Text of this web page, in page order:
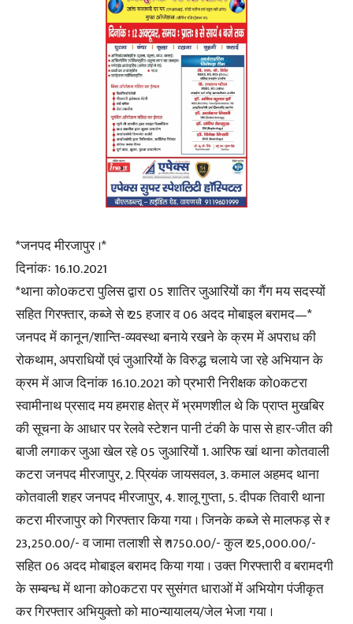
*जनपद मीरजापुर ।*
दिनांकः 16.10.2021
*थाना को0कटरा पुलिस द्वारा 05 शातिर जुआरियों का गैंग मय सदस्यों
सहित गिरफ्तार, कब्जे से ₹ 25 हजार व 06 अदद मोबाइल बरामद—*
जनपद में कानून/शान्ति-व्यवस्था बनाये रखने के क्रम में अपराध की
रोकथाम, अपराधियों एवं जुआरियों के विरुद्ध चलाये जा रहे अभियान के
क्रम में आज दिनांक 16.10.2021 को प्रभारी निरीक्षक को0कटरा
स्वामीनाथ प्रसाद मय हमराह क्षेत्र में भ्रमणशील थे कि प्राप्त मुखबिर
की सूचना के आधार पर रेलवे स्टेशन पानी टंकी के पास से हार-जीत की
बाजी लगाकर जुआ खेल रहे 05 जुआरियों 1. आरिफ खां थाना कोतवाली
कटरा जनपद मीरजापुर, 2. प्रियंक जायसवल, 3. कमाल अहमद थाना
कोतवाली शहर जनपद मीरजापुर, 4. शालू गुप्ता, 5. दीपक तिवारी थाना
कटरा मीरजापुर को गिरफ्तार किया गया । जिनके कब्जे से मालफड़ से ₹
23,250.00/- व जामा तलाशी से ₹ 1750.00/- कुल ₹ 25,000.00/-
सहित 06 अदद मोबाइल बरामद किया गया । उक्त गिरफ्तारी व बरामदगी
के सम्बन्ध में थाना को0कटरा पर सुसंगत धाराओं में अभियोग पंजीकृत
कर गिरफ्तार अभियुक्तो को मा0न्यायालय/जेल भेजा गया ।